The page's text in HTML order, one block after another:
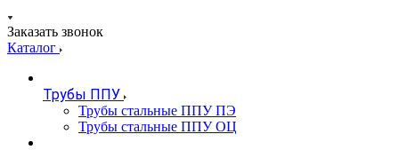
Заказать звонок
Каталог
Трубы ППУ
Трубы стальные ППУ ПЭ
Трубы стальные ППУ ОЦ